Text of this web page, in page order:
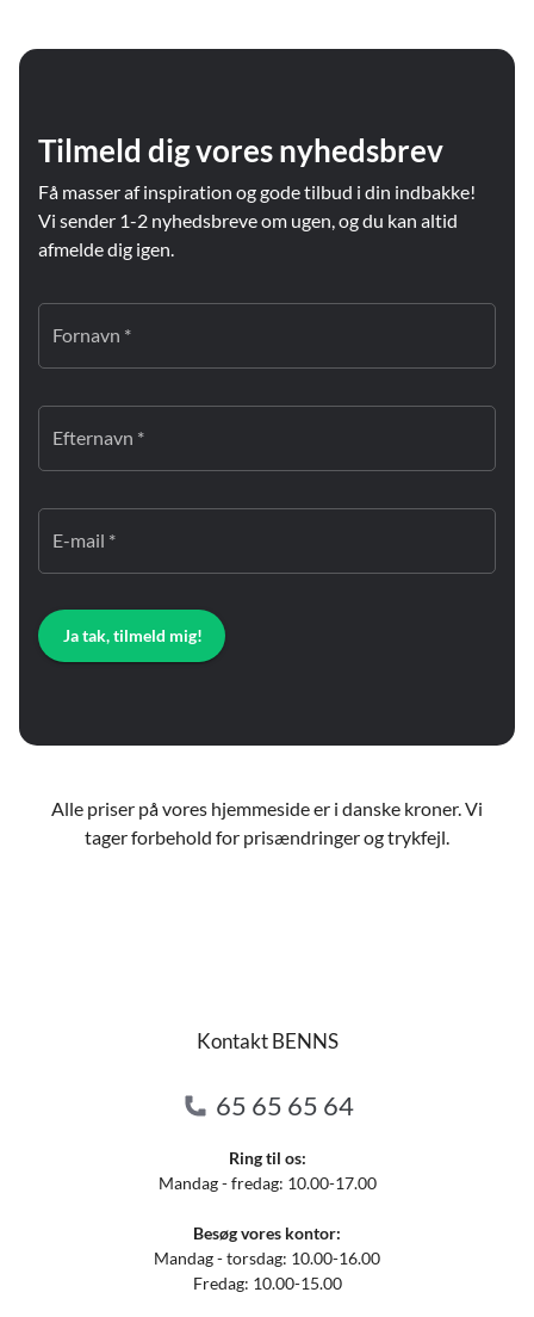
Tilmeld dig vores nyhedsbrev
Få masser af inspiration og gode tilbud i din indbakke!
Vi sender 1-2 nyhedsbreve om ugen, og du kan altid
afmelde dig igen.
Fornavn *
Efternavn *
E-mail *
Ja tak, tilmeld mig!
Alle priser på vores hjemmeside er i danske kroner. Vi
tager forbehold for prisændringer og trykfejl.
Kontakt BENNS
65 65 65 64
Ring til os:
Mandag - fredag: 10.00-17.00
Besøg vores kontor:
Mandag - torsdag: 10.00-16.00
Fredag: 10.00-15.00